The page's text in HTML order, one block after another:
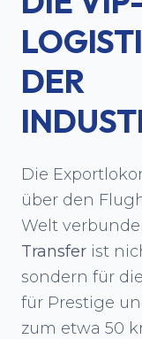
DER
Die
über den
Welt
Transfer ist
sondern für
für Prestige
zum etwa 50